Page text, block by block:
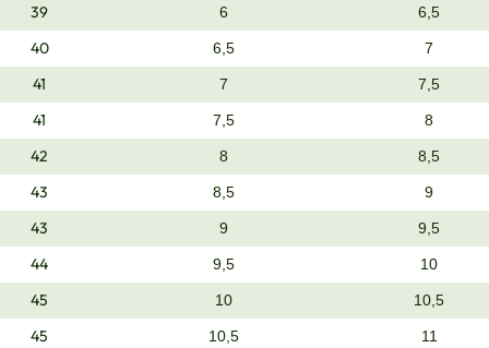
39 6 6,5
40 6,5 7
41 7 7,5
41 7,5 8
42 8 8,5
43 8,5 9
43 9 9,5
44 9,5 10
45 10 10,5
45 10,5 11